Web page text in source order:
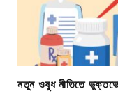
নতুন ওষুধ নীতিতে